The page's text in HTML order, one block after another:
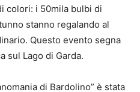
colori: i 50mila bulbi di
stanno regalando al
Questo evento segna
sul Lago di Garda.
di Bardolino” è stata